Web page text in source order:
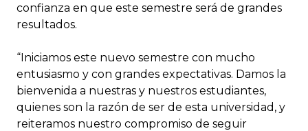
confianza en que este semestre será de grandes
resultados.
“Iniciamos este nuevo semestre con mucho
entusiasmo y con grandes expectativas. Damos la
bienvenida a nuestras y nuestros estudiantes,
quienes son la razón de ser de esta universidad, y
reiteramos nuestro compromiso de seguir